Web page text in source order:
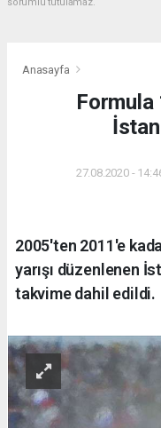
Anasayfa
Formula
27.08.2020 -
2005'ten 2011'e
yarışı düzenlenen
takvime dahil edildi.